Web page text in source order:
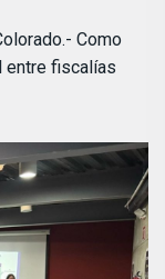
Como
entre fiscalías